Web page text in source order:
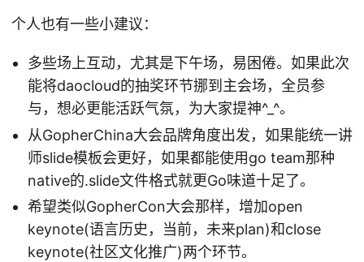
个人也有一些小建议：
多些场上互动，尤其是下午场，易困倦。如果此次
能将daocloud的抽奖环节挪到主会场，全员参
与，想必更能活跃气氛，为大家提神^_^。
从GopherChina大会品牌角度出发，如果能统一讲
师slide模板会更好，如果都能使用go team那种
native的.slide文件格式就更Go味道十足了。
希望类似GopherCon大会那样，增加open
keynote(语言历史，当前，未来plan)和close
keynote(社区文化推广)两个环节。